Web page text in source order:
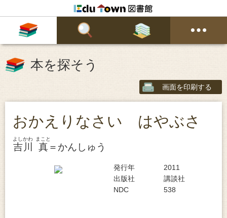
本を探そう
画面を印刷する
おかえりなさい はやぶさ
吉川
よしかわ
真
まこと
＝かんしゅう
発行年
2011
出版社
講談社
NDC
538